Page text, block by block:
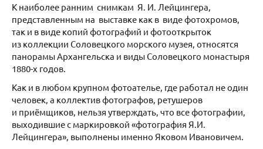
К наиболее ранним снимкам Я. И. Лейцингера,
представленным на выставке как в виде фотохромов,
так и в виде копий фотографий и фотооткрыток
из коллекции Соловецкого морского музея, относятся
панорамы Архангельска и виды Соловецкого монастыря
1880-х годов.
Как и в любом крупном фотоателье, где работал не один
человек, а коллектив фотографов, ретушеров
и приёмщиков, нельзя утверждать, что все фотографии,
выходившие с маркировкой «фотография Я.И.
Лейцингера», выполнены именно Яковом Ивановичем.